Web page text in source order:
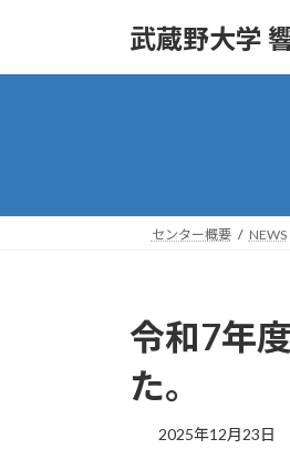
武蔵野大学
センター概要 NEWS
令和7年
た。
2025年12月23日